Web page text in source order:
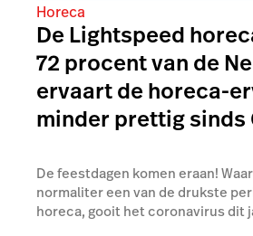
Horeca
De Lightspeed
72 procent van de
ervaart de horeca-
minder prettig sinds
De feestdagen komen eraan!
normaliter een van de drukste
horeca, gooit het coronavirus dit